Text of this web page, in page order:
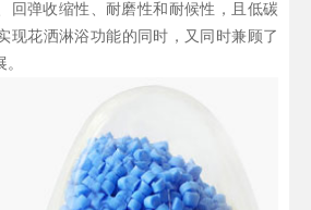
弹收缩性、耐磨性和耐候性，且低碳
现花洒淋浴功能的同时，又同时兼顾了